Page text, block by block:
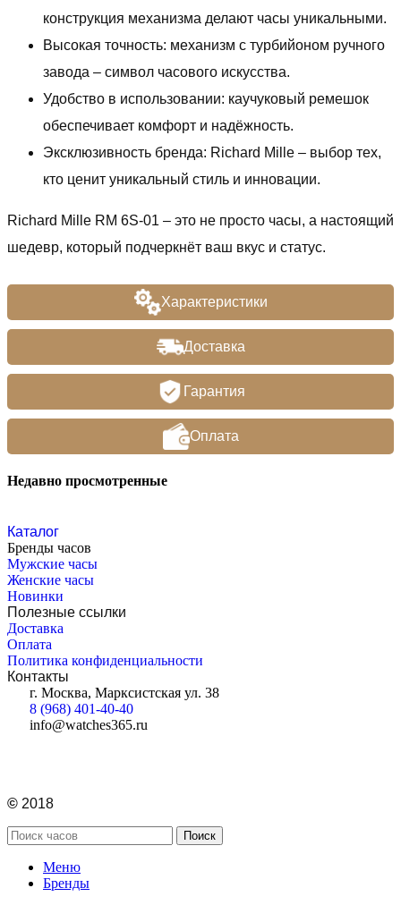
Характеристики
Доставка
Гарантия
Оплата
конструкция механизма делают часы уникальными.
Высокая точность: механизм с турбийоном ручного
завода – символ часового искусства.
Удобство в использовании: каучуковый ремешок
обеспечивает комфорт и надёжность.
Эксклюзивность бренда: Richard Mille – выбор тех,
кто ценит уникальный стиль и инновации.
Richard Mille RM 6S-01 – это не просто часы, а настоящий
шедевр, который подчеркнёт ваш вкус и статус.
Недавно просмотренные
Каталог
Бренды часов
Мужские часы
Женские часы
Новинки
Полезные ссылки
Доставка
Оплата
Политика конфиденциальности
Контакты
г. Москва, Марксистская ул. 38
8 (968) 401-40-40
info@watches365.ru
© 2018
Поиск
Меню
Бренды